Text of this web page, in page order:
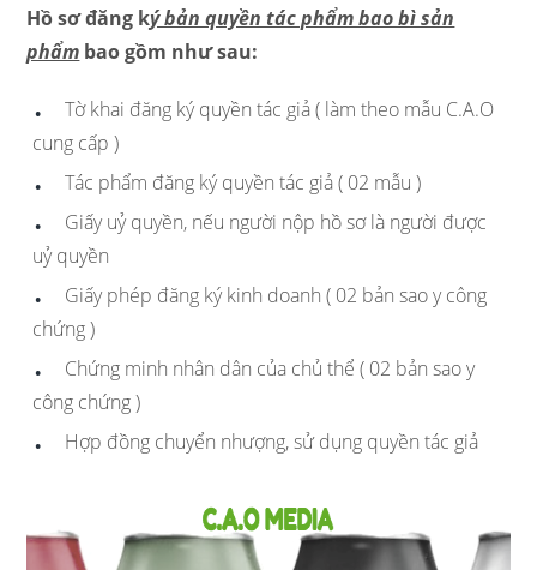
Hồ sơ đăng ký bản quyền tác phẩm bao bì sản
phẩm bao gồm như sau:
Tờ khai đăng ký quyền tác giả ( làm theo mẫu C.A.O
cung cấp )
Tác phẩm đăng ký quyền tác giả ( 02 mẫu )
Giấy uỷ quyền, nếu người nộp hồ sơ là người được
uỷ quyền
Giấy phép đăng ký kinh doanh ( 02 bản sao y công
chứng )
Chứng minh nhân dân của chủ thể ( 02 bản sao y
công chứng )
Hợp đồng chuyển nhượng, sử dụng quyền tác giả